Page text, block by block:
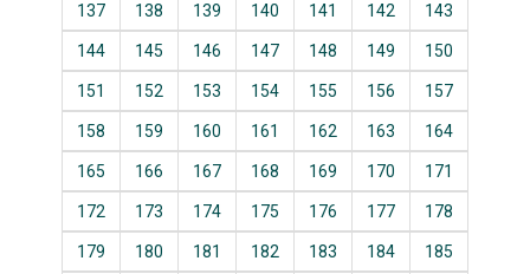
137 138 139 140 141 142 143
144 145 146 147 148 149 150
151 152 153 154 155 156 157
158 159 160 161 162 163 164
165 166 167 168 169 170 171
172 173 174 175 176 177 178
179 180 181 182 183 184 185